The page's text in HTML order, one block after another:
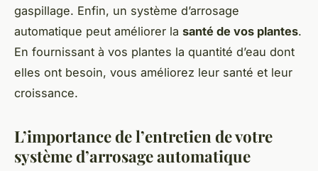
gaspillage. Enfin, un système d’arrosage
automatique peut améliorer la santé de vos plantes.
En fournissant à vos plantes la quantité d’eau dont
elles ont besoin, vous améliorez leur santé et leur
croissance.
L’importance de l’entretien de votre
système d’arrosage automatique